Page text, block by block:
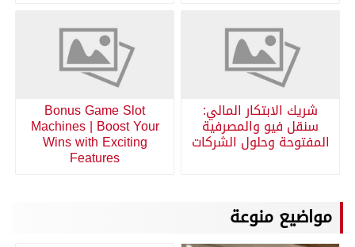
شريك الابتكار المالي:
سنقل فيو والمصرفية
المفتوحة وحلول الشركات
Bonus Game Slot
Machines | Boost Your
Wins with Exciting
Features
مواضيع منوعة